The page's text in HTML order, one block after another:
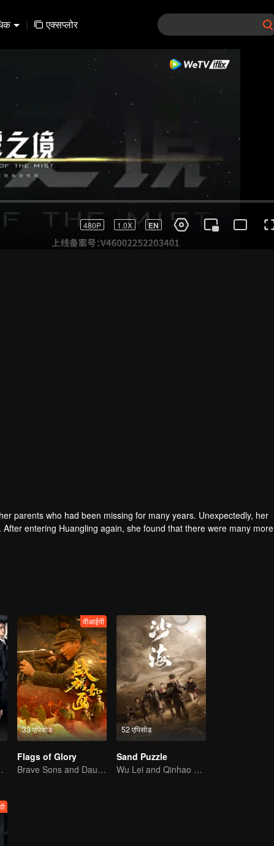
| एक्सप्लोर
parents who had been missing for many years. Unexpectedly, her
entering Huangling again, she found that there were many more
cold case
33 एपिसोड
वीआईपी
Flags of Glory
Brave Sons and Daughters, Fighting to Defend the Motherland in the Korean War
52 एपिसोड
Sand Puzzle
Wu Lei and Qinhao opens their adventure tour.